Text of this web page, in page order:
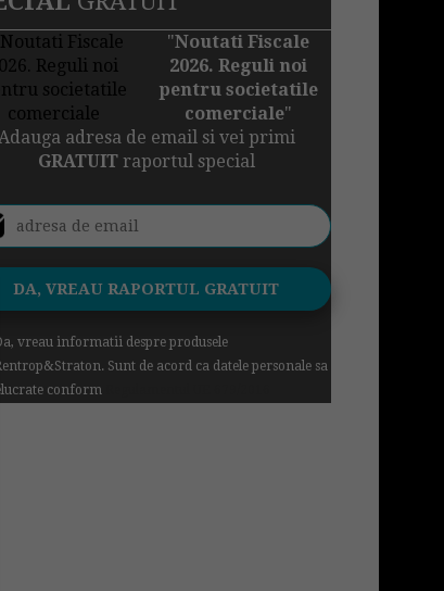
"Noutati Fiscale
2026. Reguli noi
pentru societatile
comerciale"
adresa de email si vei primi
GRATUITraportul special
vreau informatii despre produsele
Sunt de acord ca datele personale sa
conform